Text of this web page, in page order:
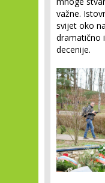
važne.
svijet oko
dramatično
decenije.